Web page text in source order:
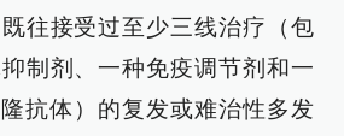
既往接受过至少三线治疗（包
制剂、一种免疫调节剂和一
抗体）的复发或难治性多发